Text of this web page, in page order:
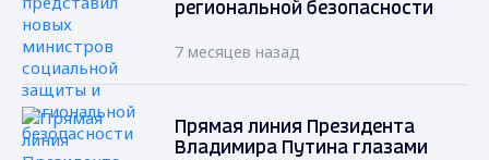
региональной безопасности
7 месяцев назад
Прямая линия Президента
Владимира Путина глазами